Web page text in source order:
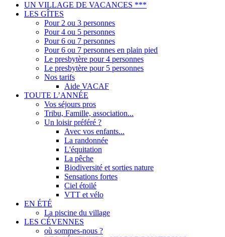
UN VILLAGE DE VACANCES ***
LES GÎTES
Pour 2 ou 3 personnes
Pour 4 ou 5 personnes
Pour 6 ou 7 personnes
Pour 6 ou 7 personnes en plain pied
Le presbytère pour 4 personnes
Le presbytère pour 5 personnes
Nos tarifs
Aide VACAF
TOUTE L’ANNÉE
Vos séjours pros
Tribu, Famille, association...
Un loisir préféré ?
Avec vos enfants...
La randonnée
L'équitation
La pêche
Biodiversité et sorties nature
Sensations fortes
Ciel étoilé
VTT et vélo
EN ÉTÉ
La piscine du village
LES CÉVENNES
où sommes-nous ?